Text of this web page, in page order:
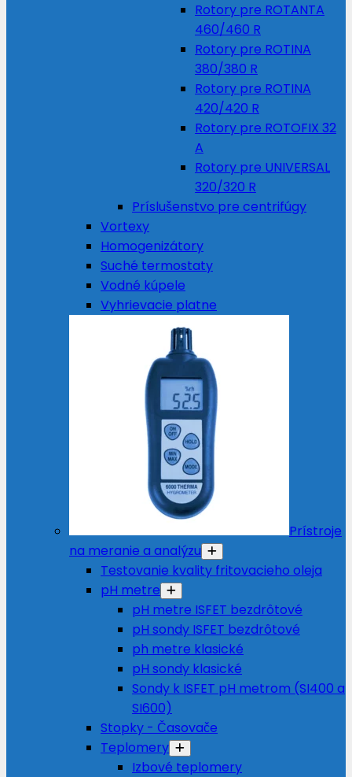
Rotory pre ROTANTA
460/460 R
Rotory pre ROTINA
380/380 R
Rotory pre ROTINA
420/420 R
Rotory pre ROTOFIX 32
A
Rotory pre UNIVERSAL
320/320 R
Príslušenstvo pre centrifúgy
Vortexy
Homogenizátory
Suché termostaty
Vodné kúpele
Vyhrievacie platne
Prístroje
na meranie a analýzu
Testovanie kvality fritovacieho oleja
pH metre
pH metre ISFET bezdrôtové
pH sondy ISFET bezdrôtové
ph metre klasické
pH sondy klasické
Sondy k ISFET pH metrom (SI400 a
SI600)
Stopky - Časovače
Teplomery
Izbové teplomery